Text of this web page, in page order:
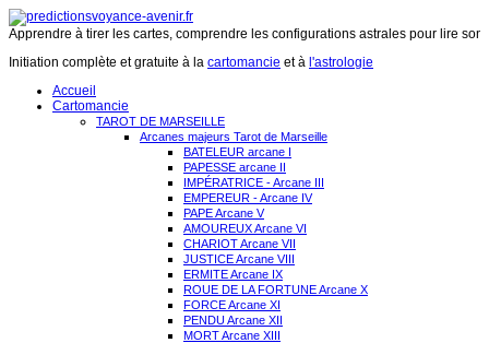
Apprendre à tirer les cartes, comprendre les configurations astrales pour lire
Initiation complète et gratuite à la cartomancie et à l'astrologie
Accueil
Cartomancie
TAROT DE MARSEILLE
Arcanes majeurs Tarot de Marseille
BATELEUR arcane I
PAPESSE arcane II
IMPÉRATRICE - Arcane III
EMPEREUR - Arcane IV
PAPE Arcane V
AMOUREUX Arcane VI
CHARIOT Arcane VII
JUSTICE Arcane VIII
ERMITE Arcane IX
ROUE DE LA FORTUNE Arcane X
FORCE Arcane XI
PENDU Arcane XII
MORT Arcane XIII